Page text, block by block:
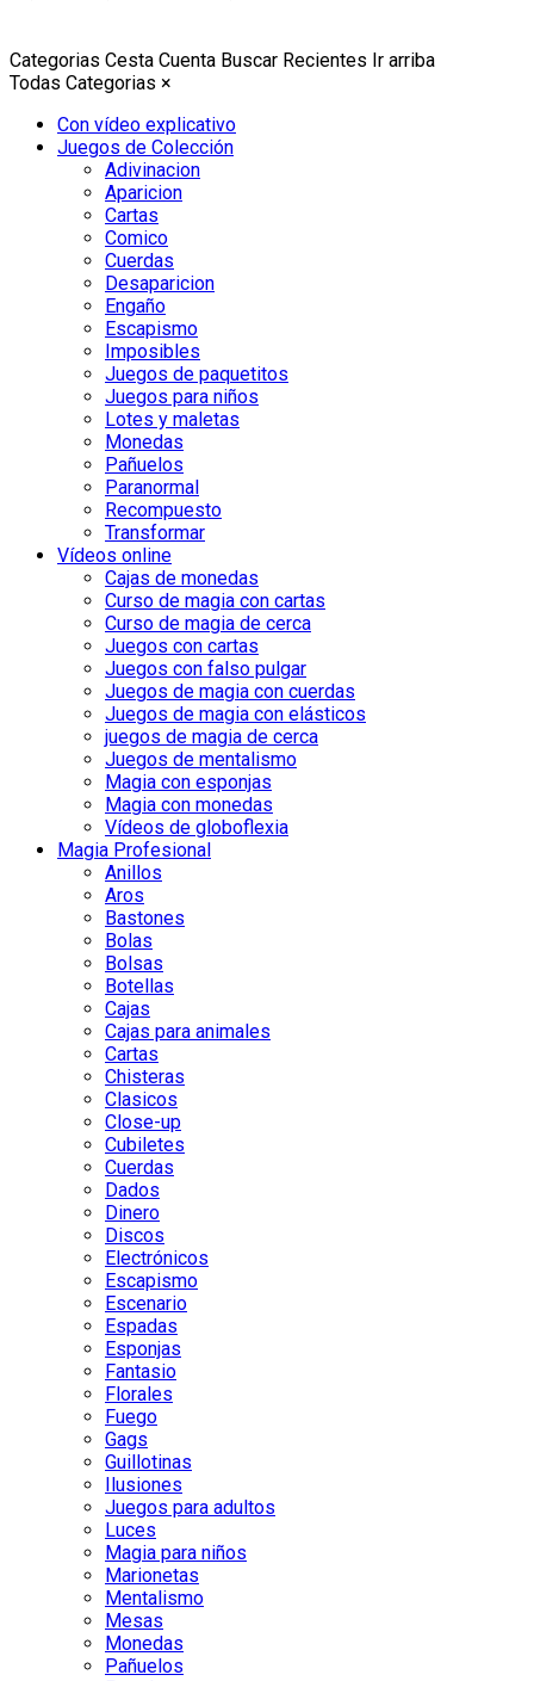
Categorias Cesta Cuenta Buscar Recientes Ir arriba
Todas Categorias ×
Con vídeo explicativo
Juegos de Colección
Adivinacion
Aparicion
Cartas
Comico
Cuerdas
Desaparicion
Engaño
Escapismo
Imposibles
Juegos de paquetitos
Juegos para niños
Lotes y maletas
Monedas
Pañuelos
Paranormal
Recompuesto
Transformar
Vídeos online
Cajas de monedas
Curso de magia con cartas
Curso de magia de cerca
Juegos con cartas
Juegos con falso pulgar
Juegos de magia con cuerdas
Juegos de magia con elásticos
juegos de magia de cerca
Juegos de mentalismo
Magia con esponjas
Magia con monedas
Vídeos de globoflexia
Magia Profesional
Anillos
Aros
Bastones
Bolas
Bolsas
Botellas
Cajas
Cajas para animales
Cartas
Chisteras
Clasicos
Close-up
Cubiletes
Cuerdas
Dados
Dinero
Discos
Electrónicos
Escapismo
Escenario
Espadas
Esponjas
Fantasio
Florales
Fuego
Gags
Guillotinas
Ilusiones
Juegos para adultos
Luces
Magia para niños
Marionetas
Mentalismo
Mesas
Monedas
Pañuelos